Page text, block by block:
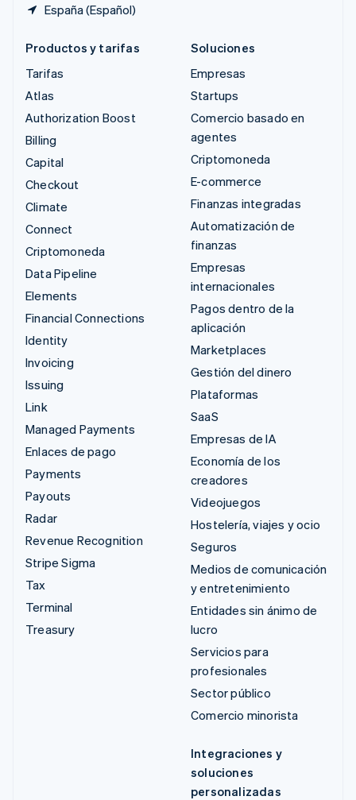
España (Español)
Productos y tarifas
Tarifas
Atlas
Authorization Boost
Billing
Capital
Checkout
Climate
Connect
Criptomoneda
Data Pipeline
Elements
Financial Connections
Identity
Invoicing
Issuing
Link
Managed Payments
Enlaces de pago
Payments
Payouts
Radar
Revenue Recognition
Stripe Sigma
Tax
Terminal
Treasury
Soluciones
Empresas
Startups
Comercio basado en
agentes
Criptomoneda
E-commerce
Finanzas integradas
Automatización de
finanzas
Empresas
internacionales
Pagos dentro de la
aplicación
Marketplaces
Gestión del dinero
Plataformas
SaaS
Empresas de IA
Economía de los
creadores
Videojuegos
Hostelería, viajes y ocio
Seguros
Medios de comunicación
y entretenimiento
Entidades sin ánimo de
lucro
Servicios para
profesionales
Sector público
Comercio minorista
Integraciones y
soluciones
personalizadas